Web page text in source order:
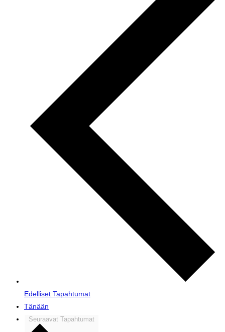
Edelliset Tapahtumat
Tänään
Seuraavat Tapahtumat